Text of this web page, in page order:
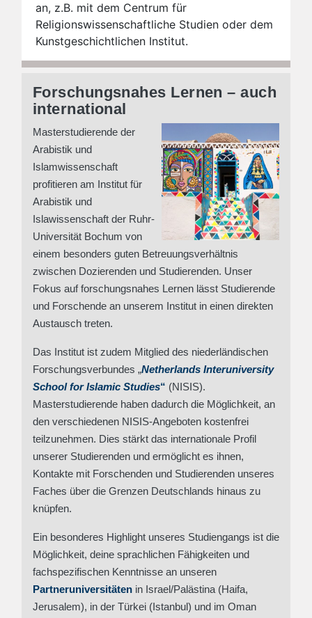
an, z.B. mit dem Centrum für
Religionswissenschaftliche Studien oder dem
Kunstgeschichtlichen Institut.
Forschungsnahes Lernen – auch
international
Masterstudierende der
Arabistik und
Islamwissenschaft
profitieren am Institut für
Arabistik und
Islawissenschaft der Ruhr-
Universität Bochum von
einem besonders guten Betreuungsverhältnis
zwischen Dozierenden und Studierenden. Unser
Fokus auf forschungsnahes Lernen lässt Studierende
und Forschende an unserem Institut in einen direkten
Austausch treten.
Das Institut ist zudem Mitglied des niederländischen
Forschungsverbundes „Netherlands Interuniversity
School for Islamic Studies“ (NISIS).
Masterstudierende haben dadurch die Möglichkeit, an
den verschiedenen NISIS-Angeboten kostenfrei
teilzunehmen. Dies stärkt das internationale Profil
unserer Studierenden und ermöglicht es ihnen,
Kontakte mit Forschenden und Studierenden unseres
Faches über die Grenzen Deutschlands hinaus zu
knüpfen.
Ein besonderes Highlight unseres Studiengangs ist die
Möglichkeit, deine sprachlichen Fähigkeiten und
fachspezifischen Kenntnisse an unseren
Partneruniversitäten in Israel/Palästina (Haifa,
Jerusalem), in der Türkei (Istanbul) und im Oman